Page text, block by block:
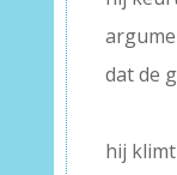
dat de
hij